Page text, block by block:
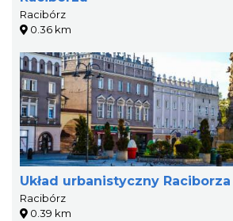
Racibórz
0.36 km
Układ urbanistyczny Raciborza
Racibórz
0.39 km